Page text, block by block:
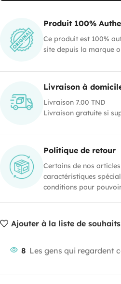
Produit 100%
Ce produit est 100%
site depuis la marque
Livraison à
Livraison 7.00 TND
Livraison gratuite si
Politique de retour
Certains de nos
caractéristiques
conditions pour
Ajouter à la liste de souhaits
8 Les gens qui regardent